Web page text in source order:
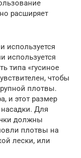
расширяет
используется
используется
типа «гусиное
чтобы
плотвы.
и этот размер
Для
должны
плотвы на
лески, или